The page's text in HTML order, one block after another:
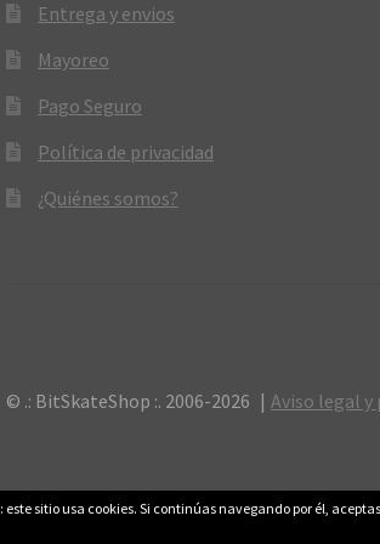
Entrega y envios
Mayoreo
Pago Seguro
Política de privacidad
¿Quiénes somos?
© .: BitSkateShop :. 2006-2026 Aviso legal y
sitio usa cookies. Si continúas navegando por él,